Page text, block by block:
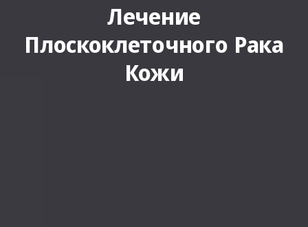
Лечение
Плоскоклеточного Рака
Кожи